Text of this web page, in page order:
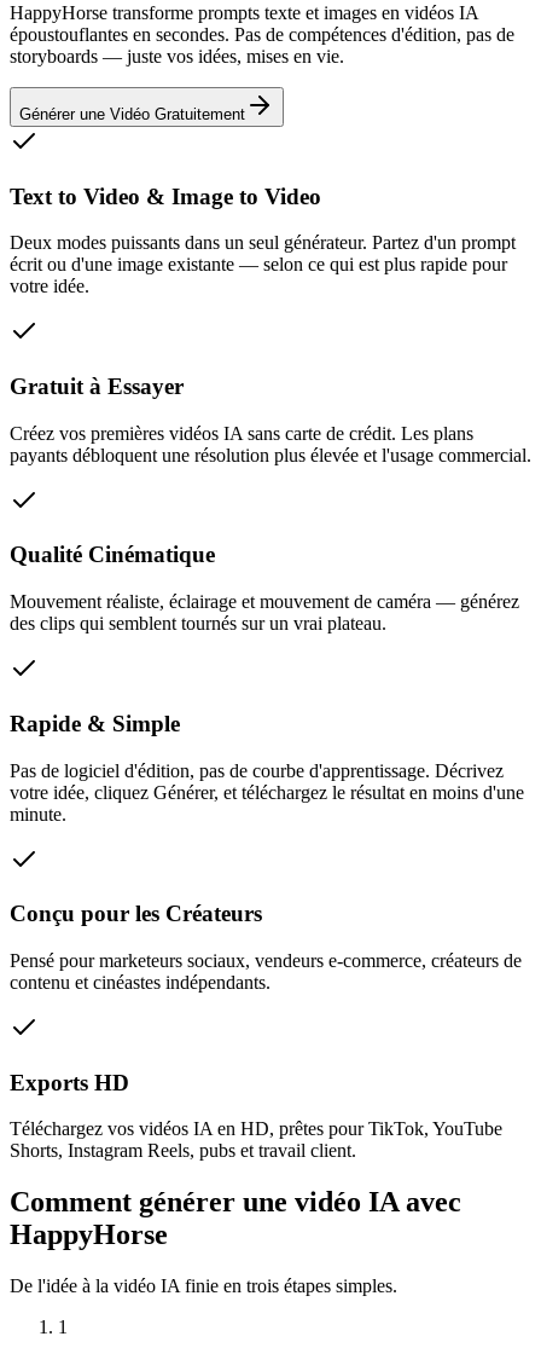
HappyHorse transforme prompts texte et images en vidéos IA
époustouflantes en secondes. Pas de compétences d'édition, pas de
storyboards — juste vos idées, mises en vie.
Générer une Vidéo Gratuitement
Text to Video & Image to Video
Deux modes puissants dans un seul générateur. Partez d'un prompt
écrit ou d'une image existante — selon ce qui est plus rapide pour
votre idée.
Gratuit à Essayer
Créez vos premières vidéos IA sans carte de crédit. Les plans
payants débloquent une résolution plus élevée et l'usage commercial.
Qualité Cinématique
Mouvement réaliste, éclairage et mouvement de caméra — générez
des clips qui semblent tournés sur un vrai plateau.
Rapide & Simple
Pas de logiciel d'édition, pas de courbe d'apprentissage. Décrivez
votre idée, cliquez Générer, et téléchargez le résultat en moins d'une
minute.
Conçu pour les Créateurs
Pensé pour marketeurs sociaux, vendeurs e-commerce, créateurs de
contenu et cinéastes indépendants.
Exports HD
Téléchargez vos vidéos IA en HD, prêtes pour TikTok, YouTube
Shorts, Instagram Reels, pubs et travail client.
Comment générer une vidéo IA avec
HappyHorse
De l'idée à la vidéo IA finie en trois étapes simples.
1